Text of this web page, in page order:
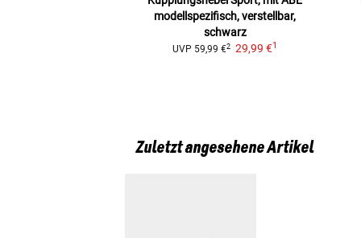
modellspezifisch, verstellbar,
schwarz
UVP 59,99 €2 29,99 €1
Zuletzt angesehene Artikel